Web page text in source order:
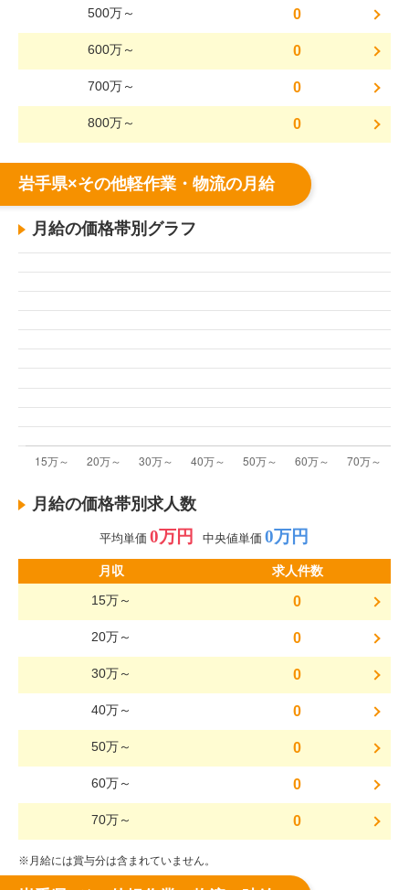
500万～ 0
600万～ 0
700万～ 0
800万～ 0
岩手県×その他軽作業・物流の月給
月給の価格帯別グラフ
月給の価格帯別求人数
平均単価 0万円 中央値単価 0万円
月収
求人件数
15万～
0
20万～ 0
30万～ 0
40万～ 0
50万～ 0
60万～ 0
70万～ 0
※月給には賞与分は含まれていません。